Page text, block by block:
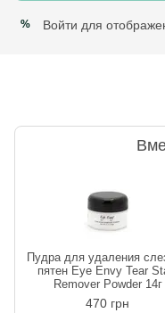
% Войти для
Пудра для удаления
пятен Eye Envy Tear
Remover Powder 14г
470 грн